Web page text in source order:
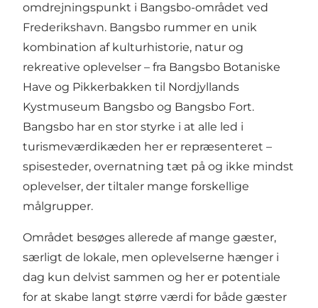
omdrejningspunkt i Bangsbo-området ved
Frederikshavn. Bangsbo rummer en unik
kombination af kulturhistorie, natur og
rekreative oplevelser – fra Bangsbo Botaniske
Have og Pikkerbakken til Nordjyllands
Kystmuseum Bangsbo og Bangsbo Fort.
Bangsbo har en stor styrke i at alle led i
turismeværdikæden her er repræsenteret –
spisesteder, overnatning tæt på og ikke mindst
oplevelser, der tiltaler mange forskellige
målgrupper.
Området besøges allerede af mange gæster,
særligt de lokale, men oplevelserne hænger i
dag kun delvist sammen og her er potentiale
for at skabe langt større værdi for både gæster